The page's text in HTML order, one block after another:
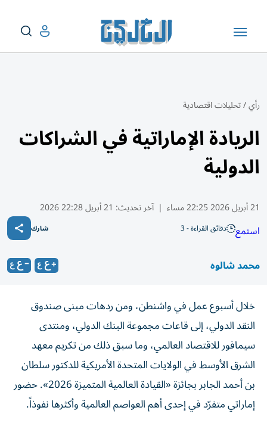
رأي/تحليلات اقتصادية
الريادة الإماراتية في الشراكات
الدولية
21 أبريل 2026 22:25 مساء | آخر تحديث: 21 أبريل 22:28 2026
استمع دقائق القراءة - 3 شارك
محمد شالوه
خلال أسبوع عمل في واشنطن، ومن ردهات مبنى صندوق
النقد الدولي، إلى قاعات مجموعة البنك الدولي، ومنتدى
سيمافور للاقتصاد العالمي، وما سبق ذلك من تكريم معهد
الشرق الأوسط في الولايات المتحدة الأمريكية للدكتور سلطان
بن أحمد الجابر بجائزة «القيادة العالمية المتميزة 2026». حضور
إماراتي متفرّد في إحدى أهم العواصم العالمية وأكثرها نفوذاً.